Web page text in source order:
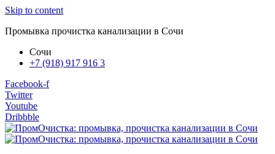
Skip to content
Промывка прочистка канализации в Сочи
Сочи
+7 (918) 917 916 3
Facebook-f
Twitter
Youtube
Dribbble